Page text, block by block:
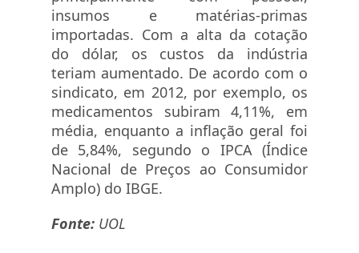
insumos e matérias-primas
importadas. Com a alta da cotação
do dólar, os custos da indústria
teriam aumentado. De acordo com o
sindicato, em 2012, por exemplo, os
medicamentos subiram 4,11%, em
média, enquanto a inflação geral foi
de 5,84%, segundo o IPCA (Índice
Nacional de Preços ao Consumidor
Amplo) do IBGE.
Fonte: UOL